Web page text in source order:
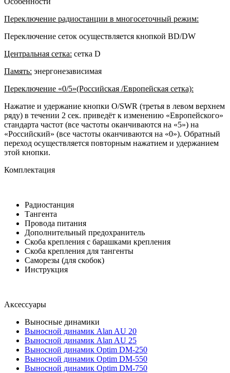
Переключение радиостанции в многосеточный режим:
Переключение сеток осуществляется кнопкой BD/DW
Центральная сетка: сетка D
Память: энергонезависимая
Переключение «0/5»(Российская /Европейская сетка):
Нажатие и удержание кнопки O/SWR (третья в левом верхнем
ряду) в течении 2 сек. приведёт к изменению «Европейского»
стандарта частот (все частоты оканчиваются на «5») на
«Российский» (все частоты оканчиваются на «0»). Обратный
переход осуществляется повторным нажатием и удержанием
этой кнопки.
Комплектация
Радиостанция
Тангента
Провода питания
Дополнительный предохранитель
Скоба крепления с барашками крепления
Скоба крепления для тангенты
Саморезы (для скобок)
Инструкция
Аксессуары
Выносные динамики
Выносной динамик Alan AU 20
Выносной динамик Alan AU 25
Выносной динамик Optim DM-250
Выносной динамик Optim DM-550
Выносной динамик Optim DM-750